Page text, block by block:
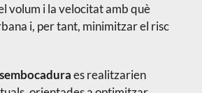
volum i la velocitat amb què
i, per tant, minimitzar el risc
es realitzarien